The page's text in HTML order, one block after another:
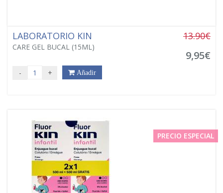
LABORATORIO KIN
CARE GEL BUCAL (15ML)
13.90€
9,95€
- + Añadir
PRECIO ESPECIAL